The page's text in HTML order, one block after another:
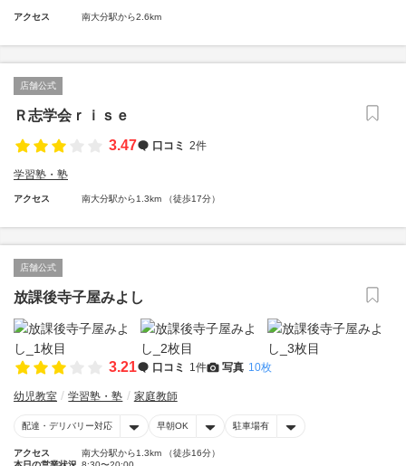
アクセス 南大分駅から2.6km
店舗公式
Ｒ志学会ｒｉｓｅ
3.47
口コミ 2件
学習塾・塾
アクセス 南大分駅から1.3km （徒歩17分）
店舗公式
放課後寺子屋みよし
3.21 口コミ 1件 写真 10枚
幼児教室 学習塾・塾 家庭教師
配達・デリバリー対応 早朝OK 駐車場有
アクセス
南大分駅から1.3km （徒歩16分）